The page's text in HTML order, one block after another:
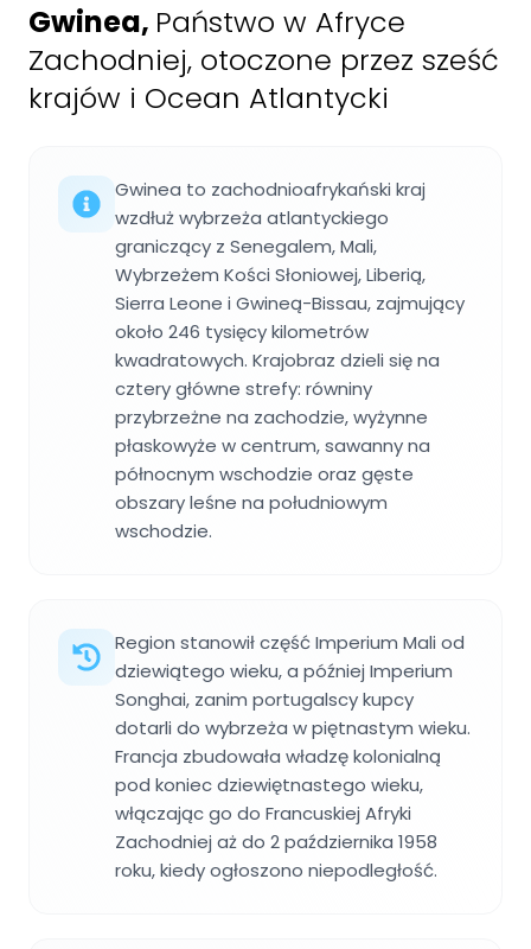
Gwinea, Państwo w Afryce
Zachodniej, otoczone przez sześć
krajów i Ocean Atlantycki
Gwinea to zachodnioafrykański kraj
wzdłuż wybrzeża atlantyckiego
graniczący z Senegalem, Mali,
Wybrzeżem Kości Słoniowej, Liberią,
Sierra Leone i Gwineą-Bissau, zajmujący
około 246 tysięcy kilometrów
kwadratowych. Krajobraz dzieli się na
cztery główne strefy: równiny
przybrzeżne na zachodzie, wyżynne
płaskowyże w centrum, sawanny na
północnym wschodzie oraz gęste
obszary leśne na południowym
wschodzie.
Region stanowił część Imperium Mali od
dziewiątego wieku, a później Imperium
Songhai, zanim portugalscy kupcy
dotarli do wybrzeża w piętnastym wieku.
Francja zbudowała władzę kolonialną
pod koniec dziewiętnastego wieku,
włączając go do Francuskiej Afryki
Zachodniej aż do 2 października 1958
roku, kiedy ogłoszono niepodległość.